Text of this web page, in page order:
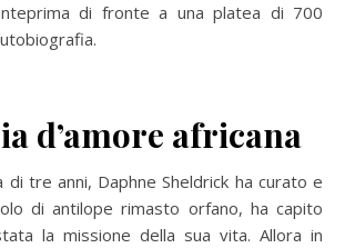
di fronte a una platea di 700
d’amore africana
di tre anni, Daphne Sheldrick ha curato e
di antilope rimasto orfano, ha capito
la missione della sua vita. Allora in